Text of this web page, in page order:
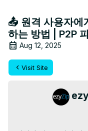
📤 원격 사용자에
하는 방법 | P2P
Aug 12, 2025
Visit Site